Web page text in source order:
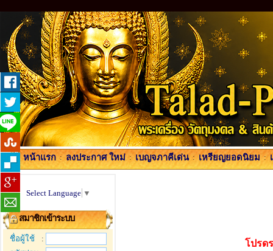
หน้าแรก : ลงประกาศ ใหม่ : เบญจภาคีเด่น : เหรียญยอดนิยม :
Select Language ▼
สมาชิกเข้าระบบ
ชื่อผู้ใช้
:
โปรด